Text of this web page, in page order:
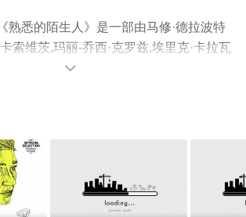
熟悉的陌生人》是一部由马修·德拉波特
索维茨,玛丽-乔西·克罗兹,埃里克·卡拉瓦
朗等演员精彩演绎的法国电影，手机免费
瓣电影、电视猫或剧情网等平台了解。
